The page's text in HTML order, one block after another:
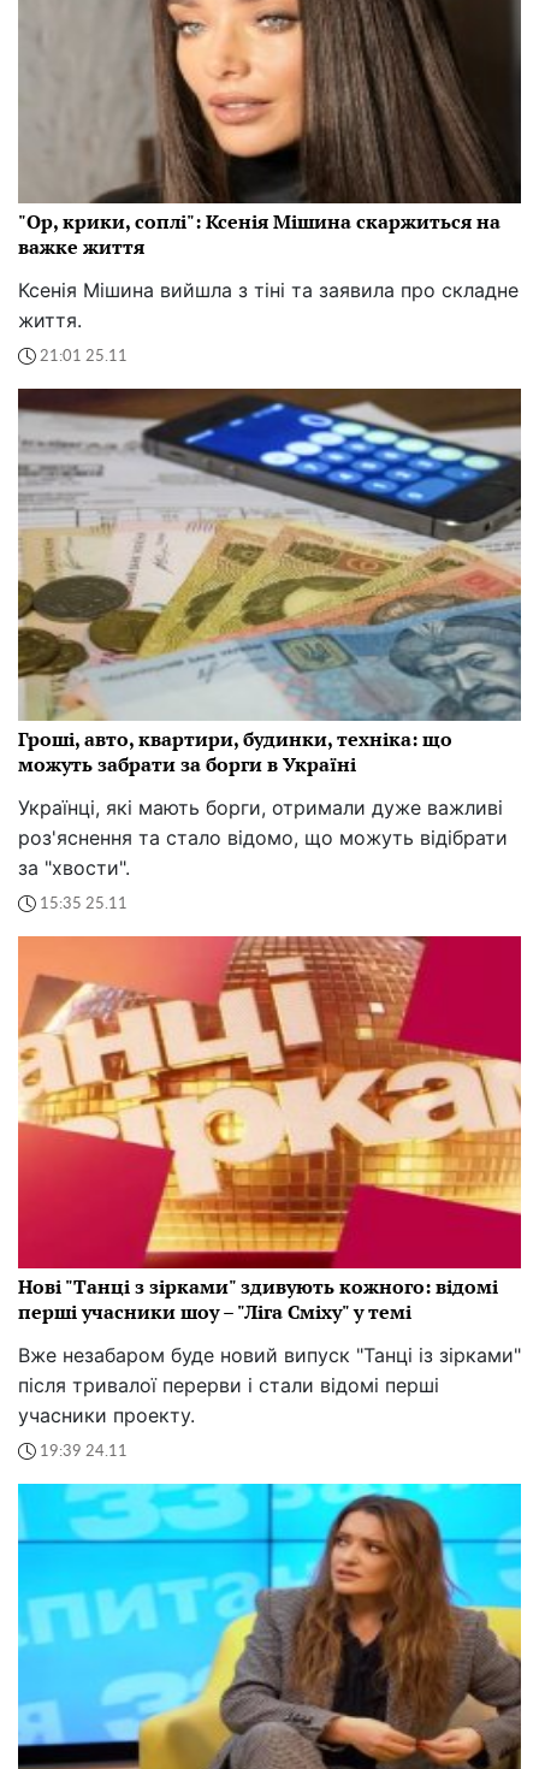
"Ор, крики, соплі": Ксенія Мішина скаржиться на
важке життя
Ксенія Мішина вийшла з тіні та заявила про складне
життя.
21:01 25.11
Гроші, авто, квартири, будинки, техніка: що
можуть забрати за борги в Україні
Українці, які мають борги, отримали дуже важливі
роз'яснення та стало відомо, що можуть відібрати
за "хвости".
15:35 25.11
Нові "Танці з зірками" здивують кожного: відомі
перші учасники шоу – "Ліга Сміху" у темі
Вже незабаром буде новий випуск "Танці із зірками"
після тривалої перерви і стали відомі перші
учасники проекту.
19:39 24.11